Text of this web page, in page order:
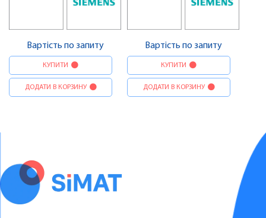
Вартість по запиту
КУПИТИ
ДОДАТИ В КОРЗИНУ
Вартість по запиту
КУПИТИ
ДОДАТИ В КОРЗИНУ